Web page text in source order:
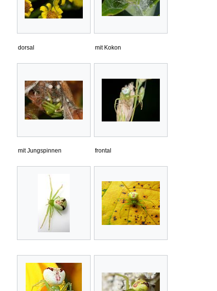
dorsal mit Kokon
mit Jungspinnen frontal